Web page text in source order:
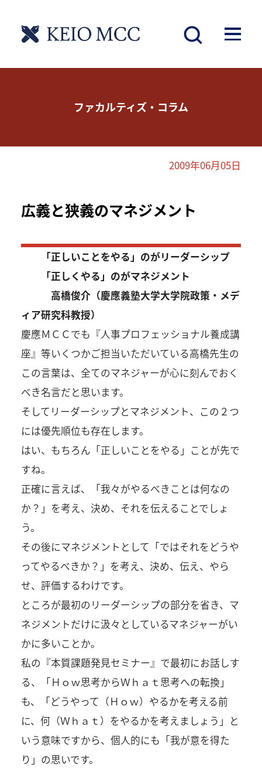
ファカルティズ・コラム
2009年06月05日
広義と狭義のマネジメント
「正しいことをやる」のがリーダーシップ
「正しくやる」のがマネジメント
高橋俊介（慶應義塾大学大学院政策・メデ
ィア研究科教授）
慶應ＭＣＣでも『人事プロフェッショナル養成講
座』等いくつかご担当いただいている高橋先生の
この言葉は、全てのマネジャーが心に刻んでおく
べき名言だと思います。
そしてリーダーシップとマネジメント、この２つ
には優先順位も存在します。
はい、もちろん「正しいことをやる」ことが先で
すね。
正確に言えば、「我々がやるべきことは何なの
か？」を考え、決め、それを伝えることでしょ
う。
その後にマネジメントとして「ではそれをどうや
ってやるべきか？」を考え、決め、伝え、やら
せ、評価するわけです。
ところが最初のリーダーシップの部分を省き、マ
ネジメントだけに汲々としているマネジャーがい
かに多いことか。
私の『本質課題発見セミナー』で最初にお話しす
る、「Ｈｏｗ思考からＷｈａｔ思考への転換」
も、「どうやって（Ｈｏｗ）やるかを考える前
に、何（Ｗｈａｔ）をやるかを考えましょう」と
いう意味ですから、個人的にも「我が意を得た
り」の思いです。